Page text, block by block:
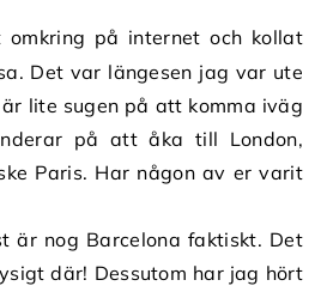
Det var längesen jag var ute
lite sugen på att komma iväg
på att åka till London,
Paris. Har någon av er varit
är nog Barcelona faktiskt. Det
där! Dessutom har jag hört